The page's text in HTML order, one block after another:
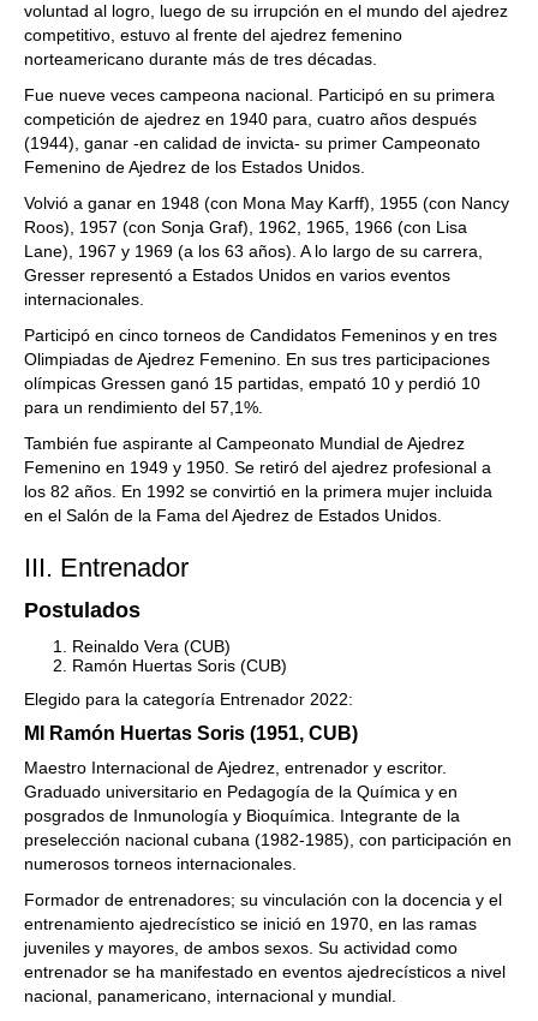
voluntad al logro, luego de su irrupción en el mundo del ajedrez
competitivo, estuvo al frente del ajedrez femenino
norteamericano durante más de tres décadas.
Fue nueve veces campeona nacional. Participó en su primera
competición de ajedrez en 1940 para, cuatro años después
(1944), ganar -en calidad de invicta- su primer Campeonato
Femenino de Ajedrez de los Estados Unidos.
Volvió a ganar en 1948 (con Mona May Karff), 1955 (con Nancy
Roos), 1957 (con Sonja Graf), 1962, 1965, 1966 (con Lisa
Lane), 1967 y 1969 (a los 63 años). A lo largo de su carrera,
Gresser representó a Estados Unidos en varios eventos
internacionales.
Participó en cinco torneos de Candidatos Femeninos y en tres
Olimpiadas de Ajedrez Femenino. En sus tres participaciones
olímpicas Gressen ganó 15 partidas, empató 10 y perdió 10
para un rendimiento del 57,1%.
También fue aspirante al Campeonato Mundial de Ajedrez
Femenino en 1949 y 1950. Se retiró del ajedrez profesional a
los 82 años. En 1992 se convirtió en la primera mujer incluida
en el Salón de la Fama del Ajedrez de Estados Unidos.
III. Entrenador
Postulados
Reinaldo Vera (CUB)
Ramón Huertas Soris (CUB)
Elegido para la categoría Entrenador 2022:
MI Ramón Huertas Soris (1951, CUB)
Maestro Internacional de Ajedrez, entrenador y escritor.
Graduado universitario en Pedagogía de la Química y en
posgrados de Inmunología y Bioquímica. Integrante de la
preselección nacional cubana (1982-1985), con participación en
numerosos torneos internacionales.
Formador de entrenadores; su vinculación con la docencia y el
entrenamiento ajedrecístico se inició en 1970, en las ramas
juveniles y mayores, de ambos sexos. Su actividad como
entrenador se ha manifestado en eventos ajedrecísticos a nivel
nacional, panamericano, internacional y mundial.